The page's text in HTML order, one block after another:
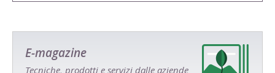
E-magazine
Tecniche, prodotti e servizi dalle aziende